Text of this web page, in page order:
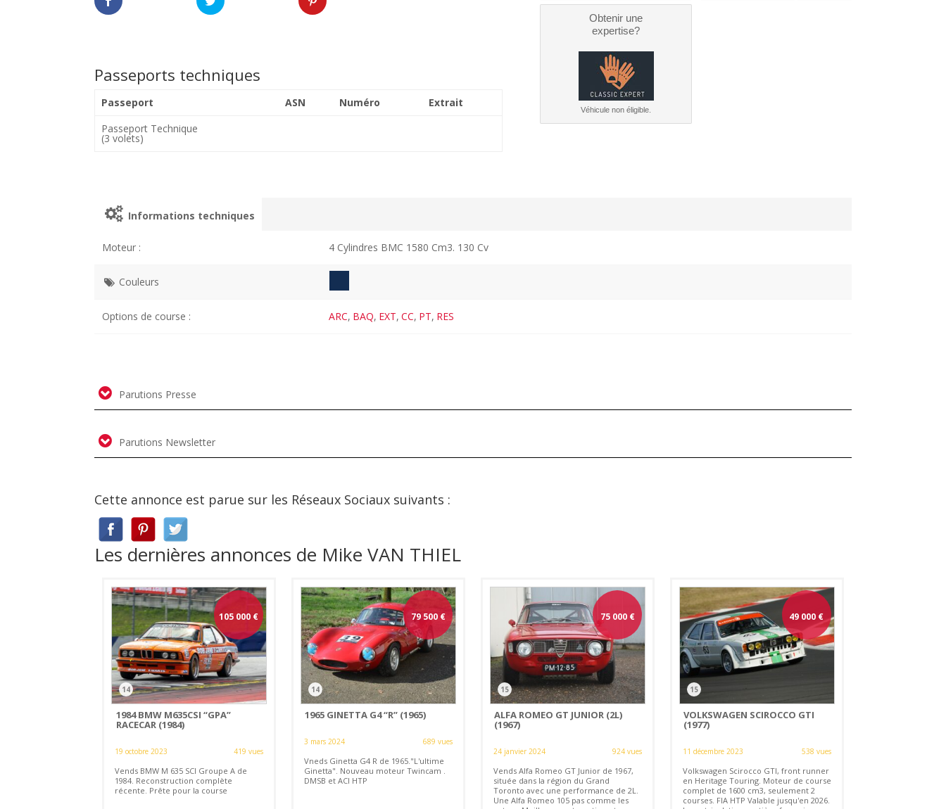
Passeports techniques
Passeport ASN Numéro
Extrait
Passeport Technique
(3 volets)
Obtenir une
expertise?
Véhicule non éligible.
Informations techniques
Moteur : 4 Cylindres BMC 1580 Cm3. 130 Cv
Couleurs
Options de course : ARC, BAQ, EXT, CC, PT, RES
Parutions Presse
Parutions Newsletter
Cette annonce est parue sur les Réseaux Sociaux suivants :
Les dernières annonces de Mike VAN THIEL
105 000 €
14
1984 BMW M635CSI “GPA”
RACECAR (1984)
19 octobre 2023 419 vues
Vends BMW M 635 SCI Groupe A de
1984. Reconstruction complète
récente. Prête pour la course
79 500€
14
1965 GINETTA G4 “R” (1965)
3 mars 2024 689 vues
Vneds Ginetta G4 R de 1965."L'ultime
Ginetta". Nouveau moteur Twincam .
DMSB et ACI HTP
75 000€
15
ALFA ROMEO GT JUNIOR (2L)
(1967)
24 janvier 2024 924 vues
Vends Alfa Romeo GT Junior de 1967,
située dans la région du Grand
Toronto avec une performance de 2L.
Une Alfa Romeo 105 pas comme les
49 000 €
15
VOLKSWAGEN SCIROCCO GTI
(1977)
11 décembre 2023 538 vues
Volkswagen Scirocco GTI, front runner
en Heritage Touring. Moteur de course
complet de 1600 cm3, seulement 2
courses. FIA HTP Valable jusqu'en 2026.